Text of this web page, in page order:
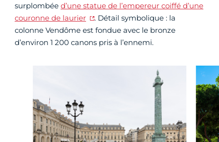
surplombée d’une statue de l’empereur coiffé d’une
couronne de laurier
. Détail symbolique : la
colonne Vendôme est fondue avec le bronze
d’environ 1 200 canons pris à l’ennemi.